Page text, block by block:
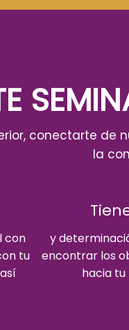
conectarte de
la
con
tu
y
encontrar los
hacia